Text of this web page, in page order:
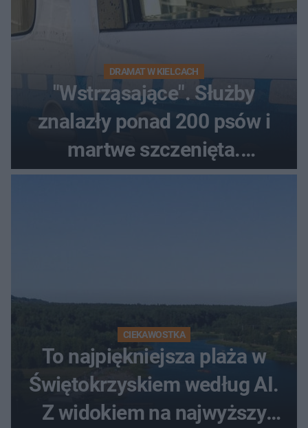
DRAMAT W KIELCACH
"Wstrząsające". Służby
znalazły ponad 200 psów i
martwe szczenięta.
Zatrzymano 35-latka
CIEKAWOSTKA
To najpiękniejsza plaża w
Świętokrzyskiem według AI.
Z widokiem na najwyższy